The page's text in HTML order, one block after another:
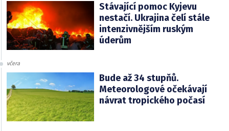
Stávající pomoc Kyjevu
nestačí. Ukrajina čelí stále
intenzivnějším ruským
úderům
včera
Bude až 34 stupňů.
Meteorologové očekávají
návrat tropického počasí